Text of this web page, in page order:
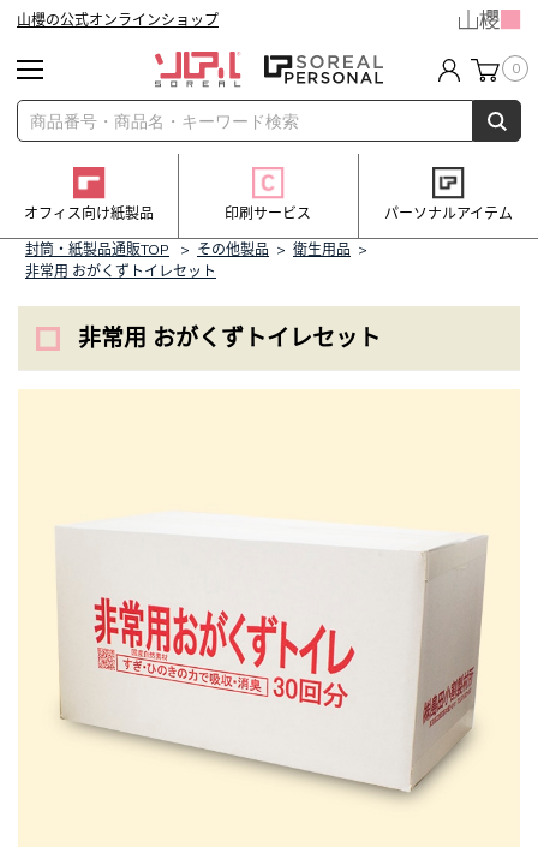
山櫻の公式オンラインショップ
0
オフィス向け紙製品 印刷サービス
パーソナルアイテム
封筒・紙製品通販TOP
> その他製品 > 衛生用品 >
非常用 おがくずトイレセット
非常用 おがくずトイレセット